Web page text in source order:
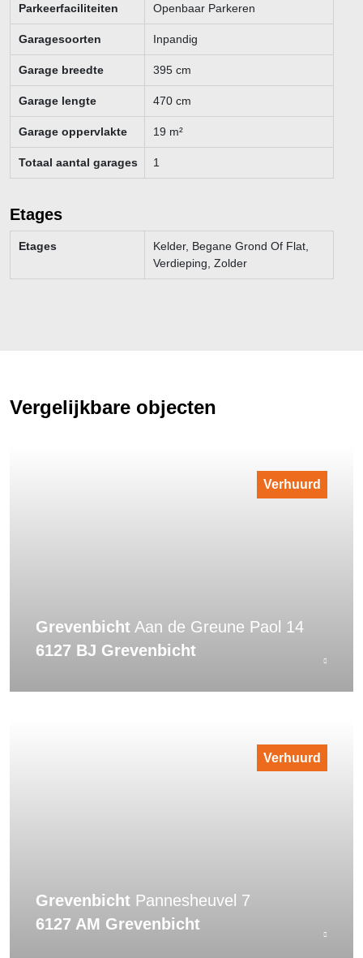
Parkeerfaciliteiten Openbaar Parkeren
Garagesoorten Inpandig
Garage breedte 395 cm
Garage lengte 470 cm
Garage oppervlakte 19 m²
Totaal aantal garages 1
Etages
Etages
Kelder, Begane Grond Of Flat,
Verdieping, Zolder
Vergelijkbare objecten
Grevenbicht Aan de Greune Paol 14
6127 BJ Grevenbicht
Verhuurd
Grevenbicht Pannesheuvel 7
6127 AM Grevenbicht
Verhuurd